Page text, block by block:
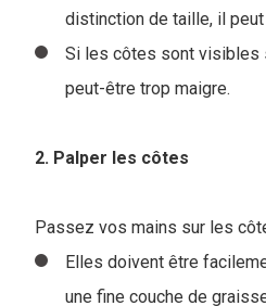
distinction de taille, il
Si les côtes sont visibles
peut-être trop maigre.
2. Palper les côtes
Passez vos mains sur les
Elles doivent être
une fine couche de